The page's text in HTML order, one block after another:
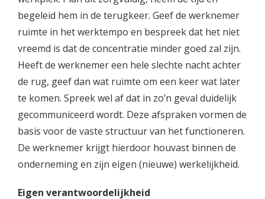
begeleid hem in de terugkeer. Geef de werknemer
ruimte in het werktempo en bespreek dat het niet
vreemd is dat de concentratie minder goed zal zijn.
Heeft de werknemer een hele slechte nacht achter
de rug, geef dan wat ruimte om een keer wat later
te komen. Spreek wel af dat in zo’n geval duidelijk
gecommuniceerd wordt. Deze afspraken vormen de
basis voor de vaste structuur van het functioneren.
De werknemer krijgt hierdoor houvast binnen de
onderneming en zijn eigen (nieuwe) werkelijkheid.
Eigen verantwoordelijkheid